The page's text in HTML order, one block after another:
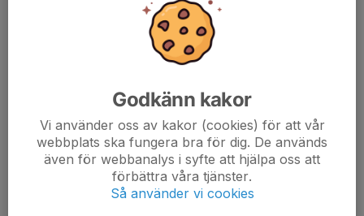
Vi vann!!
Under ett par år har vi varit minst och förlorat en hel del, men nu
Godkänn kakor
Vi använder oss av kakor (cookies) för att vår
webbplats ska fungera bra för dig. De används
även för webbanalys i syfte att hjälpa oss att
förbättra våra tjänster.
Så använder vi cookies